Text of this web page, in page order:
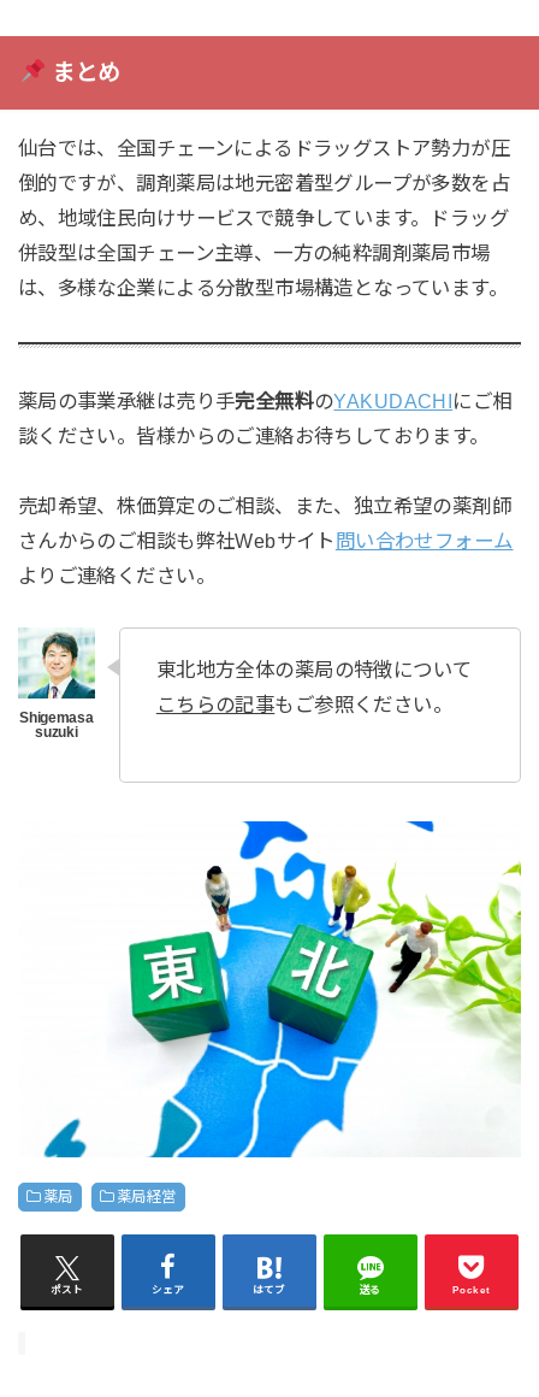
まとめ
仙台では、全国チェーンによるドラッグストア勢力が圧
倒的ですが、調剤薬局は地元密着型グループが多数を占
め、地域住民向けサービスで競争しています。ドラッグ
併設型は全国チェーン主導、一方の純粋調剤薬局市場
は、多様な企業による分散型市場構造となっています。
薬局の事業承継は売り手完全無料のYAKUDACHIにご相
談ください。皆様からのご連絡お待ちしております。
売却希望、株価算定のご相談、また、独立希望の薬剤師
さんからのご相談も弊社Webサイト 問い合わせフォーム
よりご連絡ください。
東北地方全体の薬局の特徴について
こちらの記事もご参照ください。
薬局 薬局経営
ポスト シェア はてブ 送る Pocket